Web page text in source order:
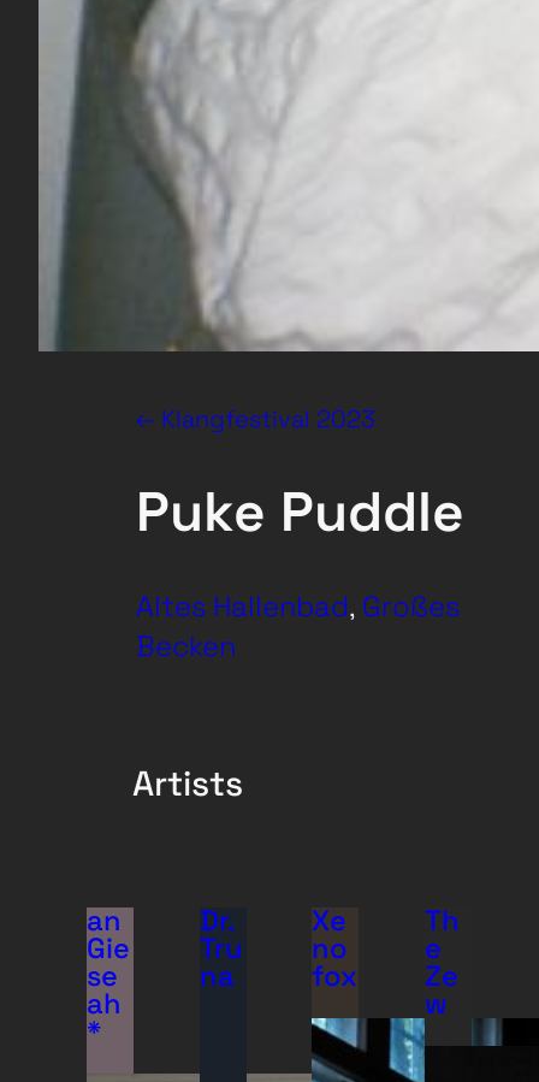
← Klangfestival 2023
Puke Puddle
Altes Hallenbad, Großes
Becken
Artists
an
Gie
se
ah
*
Dr.
Tru
na
Xe
no
fox
Th
e
Ze
w